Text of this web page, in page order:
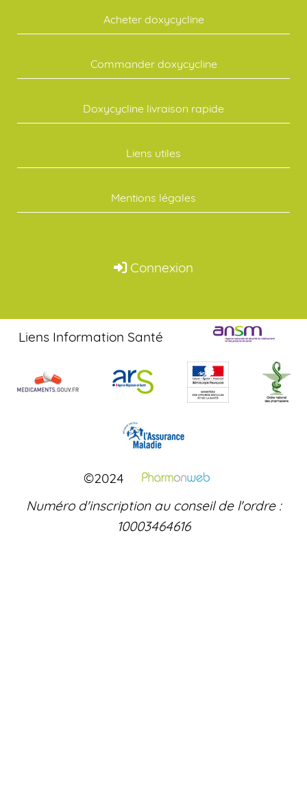
Acheter doxycycline
Commander doxycycline
Doxycycline livraison rapide
Liens utiles
Mentions légales
Connexion
Liens Information Santé
©2024
Numéro d'inscription au conseil de l'ordre :
10003464616